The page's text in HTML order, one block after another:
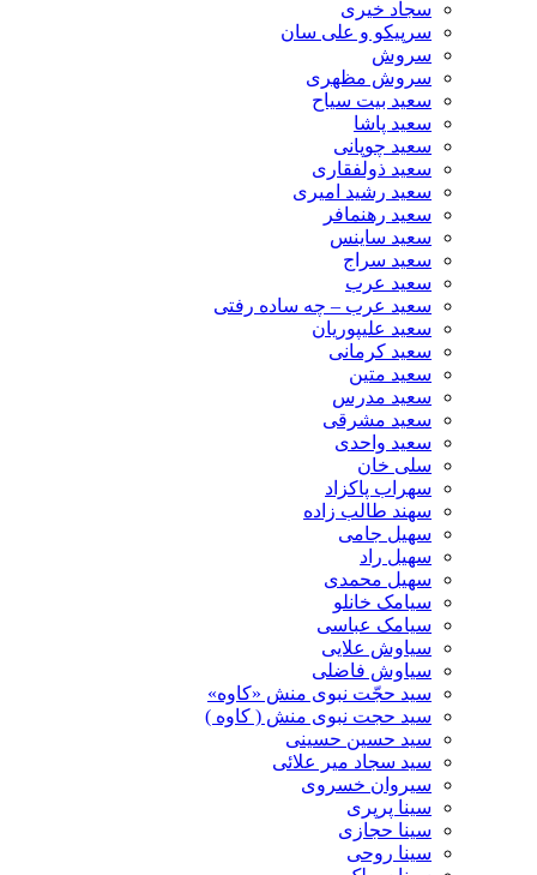
سجاد خیری
سرپیکو و علی سان
سروش
سروش مظهری
سعید بیت سیاح
سعید پاشا
سعید چوپانی
سعید ذولفقاری
سعید رشید امیری
سعید رهنمافر
سعید ساینس
سعید سراج
سعید عرب
سعید عرب – چه ساده رفتی
سعید علیپوریان
سعید کرمانی
سعید متین
سعید مدرس
سعید مشرقی
سعید واحدی
سلی خان
سهراب پاکزاد
سهند طالب زاده
سهیل جامی
سهیل راد
سهیل محمدی
سیامک خانلو
سیامک عباسی
سیاوش علایی
سیاوش فاضلی
سید حجّت نبوی منش «کاوه»
سید حجت نبوی منش ( کاوه )
سید حسین حسینى
سید سجاد میر علائی
سیروان خسروی
سینا پرپری
سینا حجازی
سینا روحی